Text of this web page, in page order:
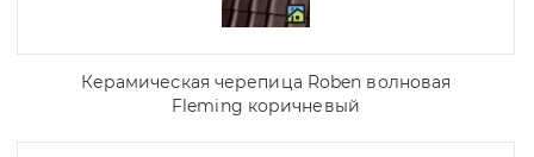
Керамическая черепица Roben волновая
Fleming коричневый